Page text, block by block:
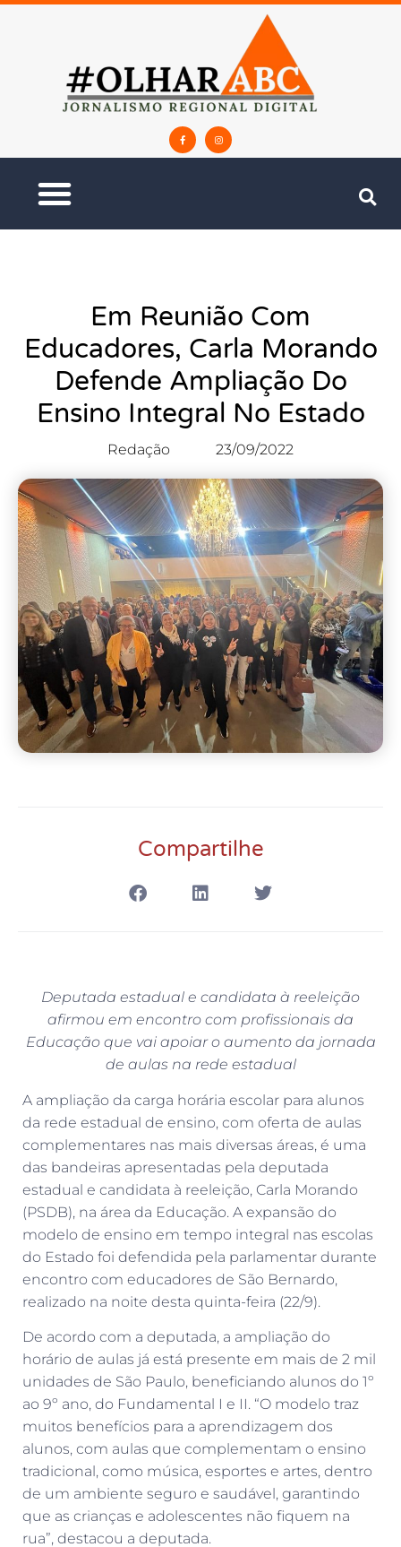
Em Reunião Com
Educadores, Carla Morando
Defende Ampliação Do
Ensino Integral No Estado
Redação 23/09/2022
Compartilhe
Deputada estadual e candidata à reeleição
afirmou em encontro com profissionais da
Educação que vai apoiar o aumento da jornada
de aulas na rede estadual
A ampliação da carga horária escolar para alunos
da rede estadual de ensino, com oferta de aulas
complementares nas mais diversas áreas, é uma
das bandeiras apresentadas pela deputada
estadual e candidata à reeleição, Carla Morando
(PSDB), na área da Educação. A expansão do
modelo de ensino em tempo integral nas escolas
do Estado foi defendida pela parlamentar durante
encontro com educadores de São Bernardo,
realizado na noite desta quinta-feira (22/9).
De acordo com a deputada, a ampliação do
horário de aulas já está presente em mais de 2 mil
unidades de São Paulo, beneficiando alunos do 1º
ao 9º ano, do Fundamental I e II. “O modelo traz
muitos benefícios para a aprendizagem dos
alunos, com aulas que complementam o ensino
tradicional, como música, esportes e artes, dentro
de um ambiente seguro e saudável, garantindo
que as crianças e adolescentes não fiquem na
rua”, destacou a deputada.